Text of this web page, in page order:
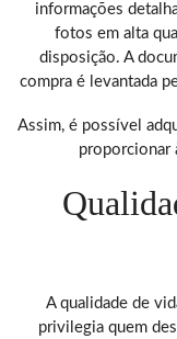
informações
fotos em alta
disposição. A
compra é levantada
Assim, é possível
proporcionar
A qualidade de
privilegia quem